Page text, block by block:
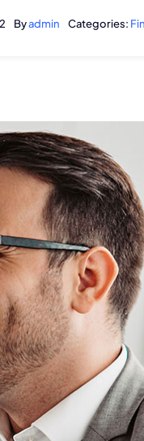
Byadmin Categories: